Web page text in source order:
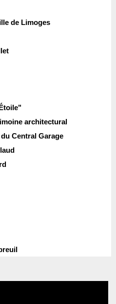
de Limoges
architectural
Central Garage